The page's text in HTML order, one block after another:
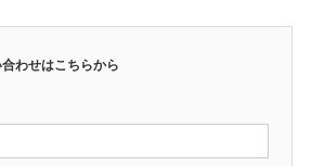
わせはこちらから